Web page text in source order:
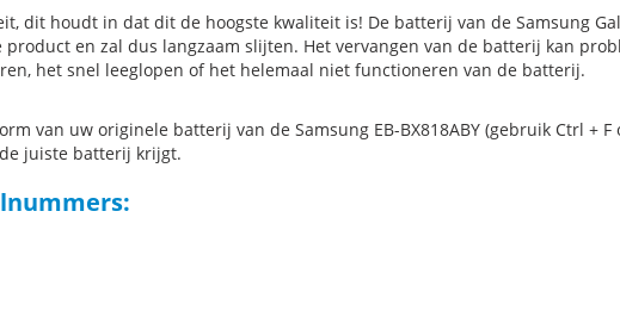
dit houdt in dat dit de hoogste kwaliteit is! De batterij van de Samsung
product en zal dus langzaam slijten. Het vervangen van de batterij kan
het snel leeglopen of het helemaal niet functioneren van de batterij.
van uw originele batterij van de Samsung EB-BX818ABY (gebruik Ctrl +
juiste batterij krijgt.